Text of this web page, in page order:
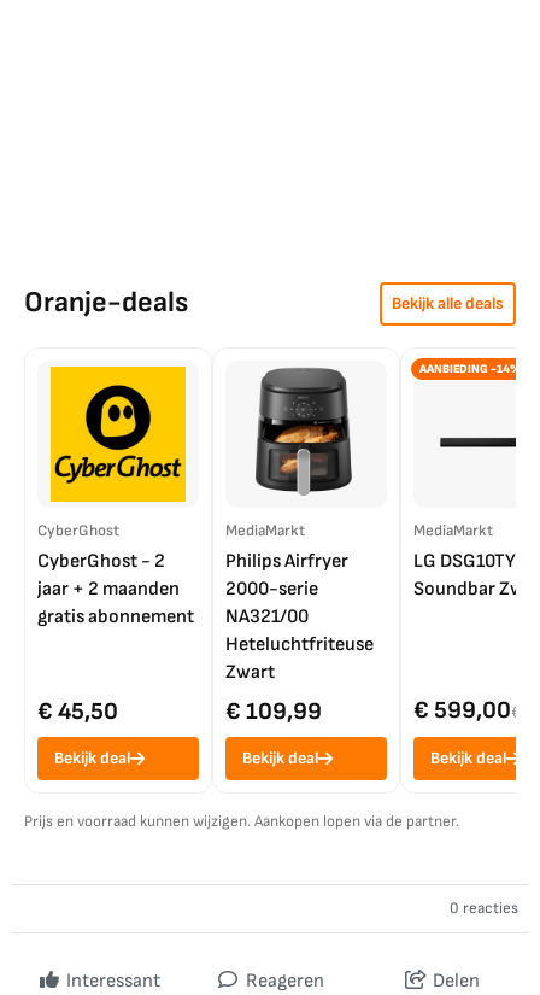
Oranje-deals Bekijk alle deals
CyberGhost
CyberGhost - 2
jaar + 2 maanden
gratis abonnement
€ 45,50
Bekijk deal
MediaMarkt
Philips Airfryer
2000-serie
NA321/00
Heteluchtfriteuse
Zwart
€ 109,99
Bekijk deal
AANBIEDING -14%
MediaMarkt
LG DSG10TY
Soundbar
€ 599,00€
Bekijk deal
Prijs en voorraad kunnen wijzigen. Aankopen lopen via de partner.
0 reacties
Interessant Reageren Delen